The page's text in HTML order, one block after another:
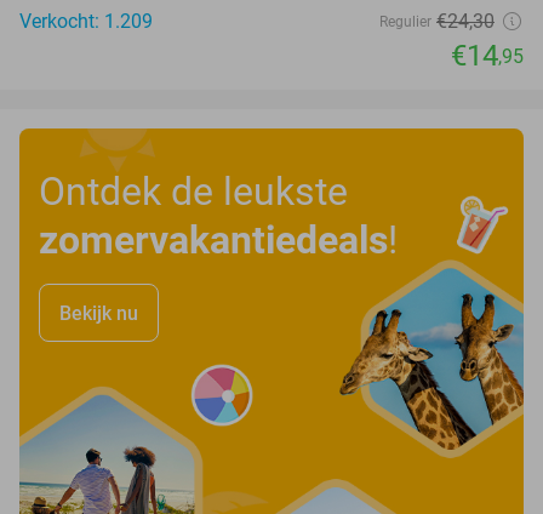
Verkocht: 1.209
Regulier €24,30
€14,95
Ontdek de leukste
zomervakantiedeals!
Bekijk nu